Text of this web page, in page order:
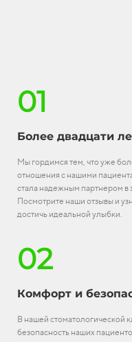
01
Более двадцати
Мы гордимся тем, что уже
отношения с нашими
стала надежным партнером в
Посмотрите наши отзывы и
достичь идеальной улыбки.
02
Комфорт и
В нашей стоматологической
безопасность наших